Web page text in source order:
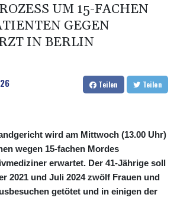
UM 15-FACHEN
GEGEN
IN BERLIN
Teilen Teilen
wird am Mittwoch (13.00 Uhr)
wegen 15-fachen Mordes
erwartet. Der 41-Jährige soll
2021 und Juli 2024 zwölf Frauen und
getötet und in einigen der